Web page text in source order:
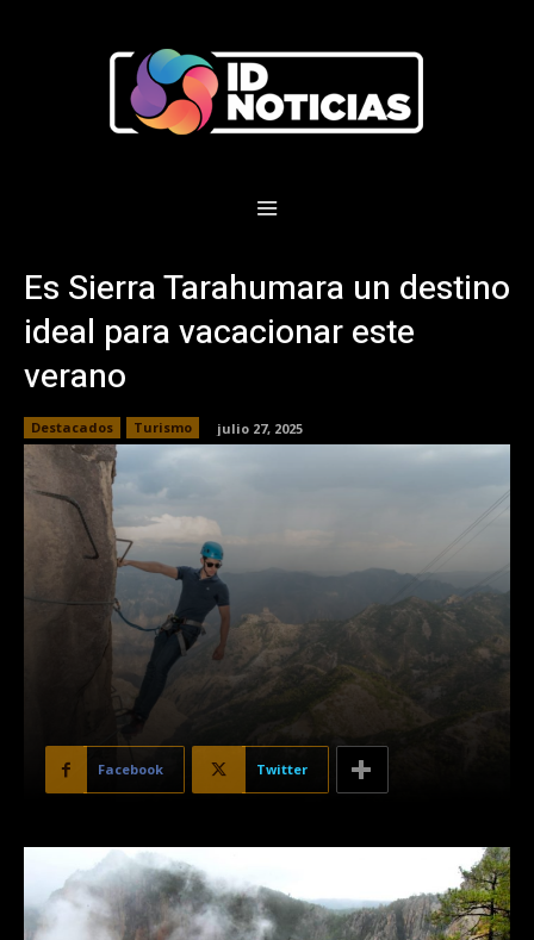
Es Sierra Tarahumara un destino
ideal para vacacionar este
verano
Destacados Turismo julio 27, 2025
Facebook Twitter